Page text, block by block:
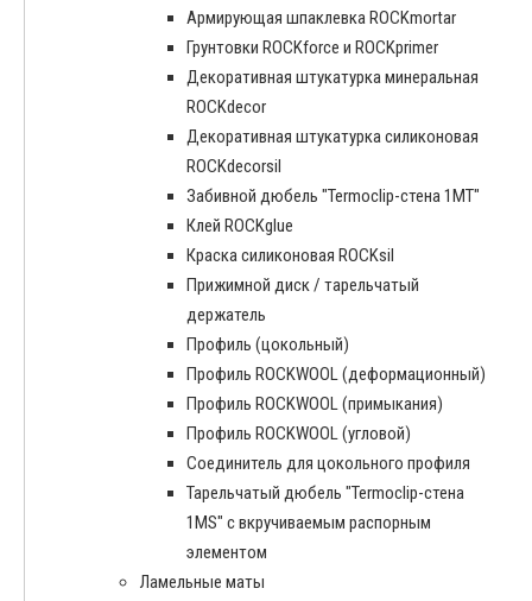
Армирующая шпаклевка ROCKmortar
Грунтовки ROCKforce и ROCKprimer
Декоративная штукатурка минеральная
ROCKdecor
Декоративная штукатурка силиконовая
ROCKdecorsil
Забивной дюбель "Termoclip-стена 1MT"
Клей ROCKglue
Краска силиконовая ROCKsil
Прижимной диск / тарельчатый
держатель
Профиль (цокольный)
Профиль ROCKWOOL (деформационный)
Профиль ROCKWOOL (примыкания)
Профиль ROCKWOOL (угловой)
Соединитель для цокольного профиля
Тарельчатый дюбель "Termoclip-стена
1MS" с вкручиваемым распорным
элементом
Ламельные маты